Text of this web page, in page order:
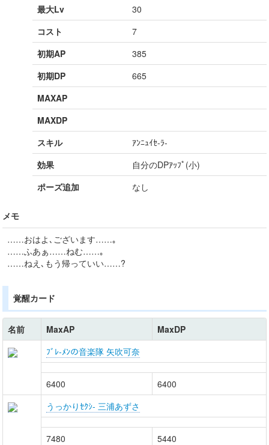
最大Lv
30
コスト
7
初期AP
385
初期DP
665
MAXAP
MAXDP
スキル
ｱﾝﾆｭｲｾ-ﾗ-
効果
自分のDPｱｯﾌﾟ(小)
ポーズ追加
なし
メモ
……おはよ､ございます……｡
……ふあぁ……ねむ……｡
……ねえ､もう帰っていい……?
覚醒カード
名前 MaxAP
MaxDP
ﾌﾞﾚ-ﾒﾝの音楽隊 矢吹可奈
6400
6400
うっかりｾｸｼ- 三浦あずさ
7480
5440